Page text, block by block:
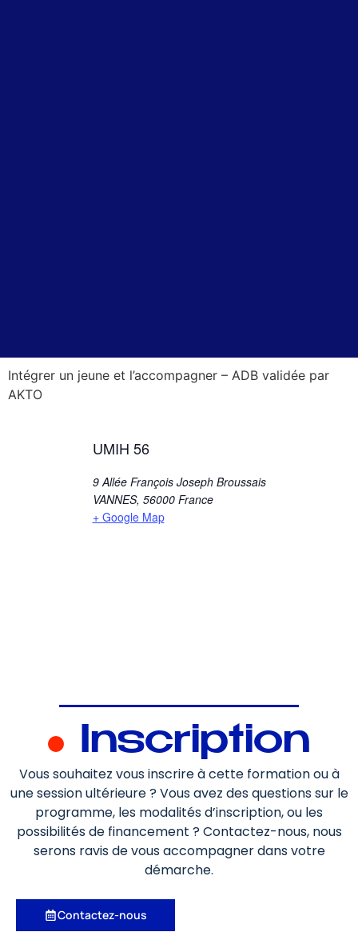
Intégrer un jeune et l’accompagner – ADB validée par
AKTO
UMIH 56
9 Allée François Joseph Broussais
VANNES, 56000 France
+ Google Map
Inscription
Vous souhaitez vous inscrire à cette formation ou à
une session ultérieure ? Vous avez des questions sur le
programme, les modalités d’inscription, ou les
possibilités de financement ? Contactez-nous, nous
serons ravis de vous accompagner dans votre
démarche.
Contactez-nous